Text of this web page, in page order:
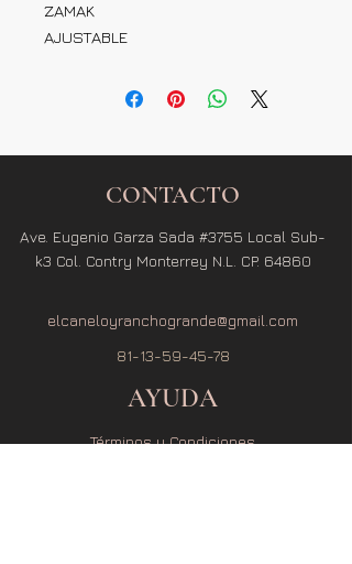
ZAMAK
AJUSTABLE
CONTACTO
Ave. Eugenio Garza Sada #3755 Local Sub-
k3 Col. Contry Monterrey N.L. CP. 64860
elcaneloyranchogrande@gmail.com
81-13-59-45-78
AYUDA
Términos y Condiciones